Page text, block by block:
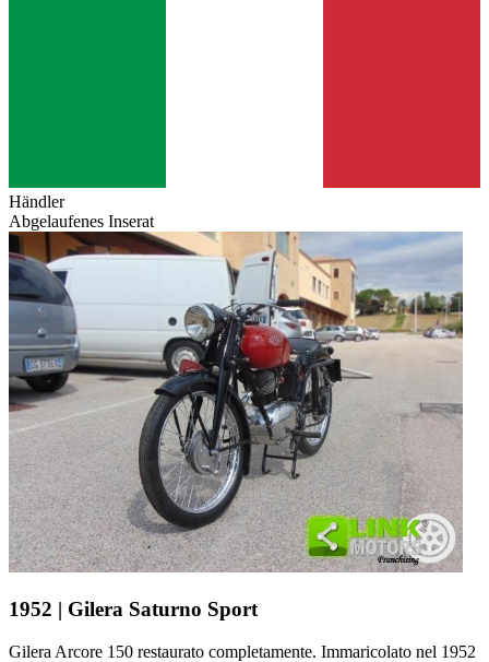
Händler
Abgelaufenes Inserat
1952 | Gilera Saturno Sport
Gilera Arcore 150 restaurato completamente. Immaricolato nel 1952